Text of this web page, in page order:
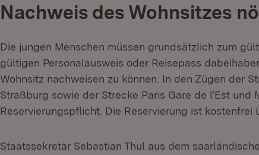
Nachweis des Wohnsitzes
Die jungen Menschen müssen grundsätzlich zum
gültigen Personalausweis oder Reisepass
Wohnsitz nachweisen zu können. In den Zügen der
Straßburg sowie der Strecke Paris Gare de l’Est und
Reservierungspflicht. Die Reservierung ist kostenfrei
Staatssekretär Sebastian Thul aus dem